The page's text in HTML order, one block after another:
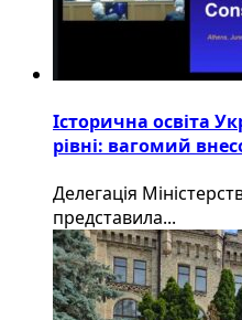
Історична освіта
рівні: вагомий
Делегація
представила...